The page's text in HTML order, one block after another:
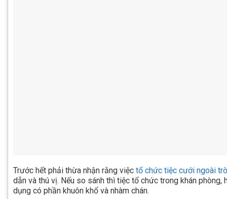
Trước hết phải thừa nhận rằng việc tổ chức tiệc cưới ngoài
dẫn và thú vị. Nếu so sánh thì tiệc tổ chức trong khán phòng,
dụng có phần khuôn khổ và nhàm chán.